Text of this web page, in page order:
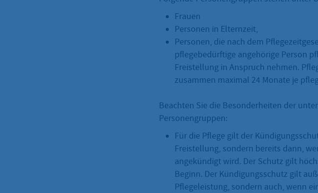
Frauen
Personen in Elternzeit,
Personen, die nach dem
pflegebedürftige angehörige Person
Freistellung in Anspruch nehmen.
zusammen maximal 24 Monate je
Beachten Sie die Besonderheiten der
Personengruppen:
Für die Pflege gilt der
Freistellung, sondern bereits dann,
angekündigt wird. Der Schutz gilt
Beginn. Der Kündigungsschutz gilt
Pflegeleistung, sondern auch, wenn